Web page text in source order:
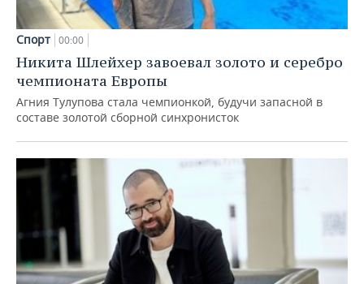
Спорт 00:00
Никита Шлейхер завоевал золото и серебро
чемпионата Европы
Агния Тулупова стала чемпионкой, будучи запасной в
составе золотой сборной синхронисток